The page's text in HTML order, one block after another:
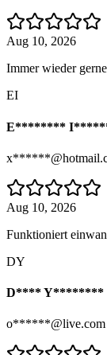
Aug 10, 2026
Immer wieder
EI
E********
Aug 10, 2026
Funktioniert
DY
D**** Y********
o******@live.com